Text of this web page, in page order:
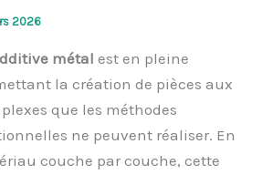
2026
métalest en pleine
la création de pièces aux
que les méthodes
ne peuvent réaliser. En
couche par couche, cette